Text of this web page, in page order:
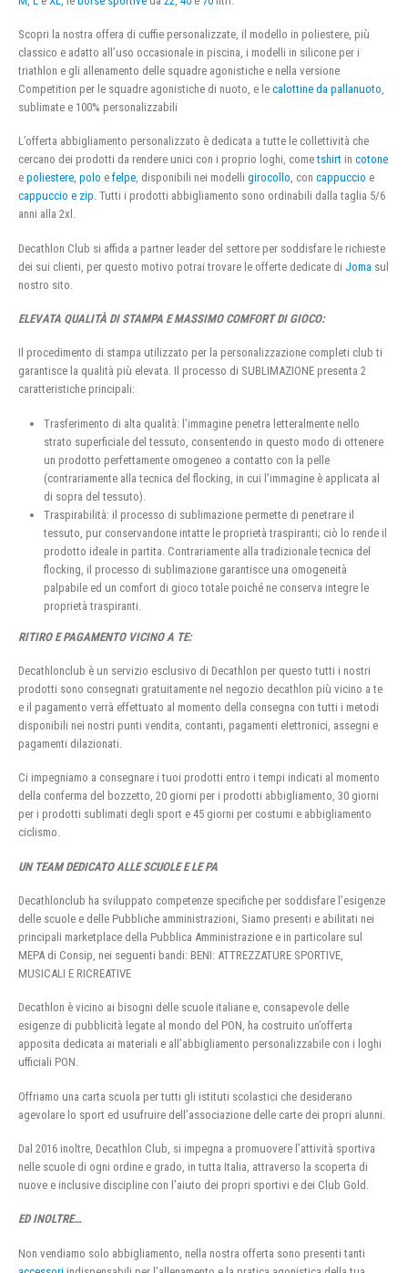
Scopri la nostra offera di cuffie personalizzate, il modello in poliestere, più
classico e adatto all’uso occasionale in piscina, i modelli in silicone per i
triathlon e gli allenamento delle squadre agonistiche e nella versione
Competition per le squadre agonistiche di nuoto, e le calottine da pallanuoto,
sublimate e 100% personalizzabili
L’offerta abbigliamento personalizzato è dedicata a tutte le collettività che
cercano dei prodotti da rendere unici con i proprio loghi, cometshirt in cotone
e poliestere, polo e felpe, disponibili nei modelli girocollo, con cappuccio e
cappuccio e zip. Tutti i prodotti abbigliamento sono ordinabili dalla taglia 5/6
anni alla 2xl.
Decathlon Club si affida a partner leader del settore per soddisfare le richieste
dei sui clienti, per questo motivo potrai trovare le offerte dedicate di Joma sul
nostro sito.
ELEVATA QUALITÀ DI STAMPA E MASSIMO COMFORT DI GIOCO:
Il procedimento di stampa utilizzato per la personalizzazione completi club ti
garantisce la qualità più elevata. Il processo di SUBLIMAZIONE presenta 2
caratteristiche principali:
Trasferimento di alta qualità: l’immagine penetra letteralmente nello
strato superficiale del tessuto, consentendo in questo modo di ottenere
un prodotto perfettamente omogeneo a contatto con la pelle
(contrariamente alla tecnica del flocking, in cui l’immagine è applicata al
di sopra del tessuto).
Traspirabilità: il processo di sublimazione permette di penetrare il
tessuto, pur conservandone intatte le proprietà traspiranti; ciò lo rende il
prodotto ideale in partita. Contrariamente alla tradizionale tecnica del
flocking, il processo di sublimazione garantisce una omogeneità
palpabile ed un comfort di gioco totale poiché ne conserva integre le
proprietà traspiranti.
RITIRO E PAGAMENTO VICINO A TE:
Decathlonclub è un servizio esclusivo di Decathlon per questo tutti i nostri
prodotti sono consegnati gratuitamente nel negozio decathlon più vicino a te
e il pagamento verrà effettuato al momento della consegna con tutti i metodi
disponibili nei nostri punti vendita, contanti, pagamenti elettronici, assegni e
pagamenti dilazionati.
Ci impegniamo a consegnare i tuoi prodotti entro i tempi indicati al momento
della conferma del bozzetto, 20 giorni per i prodotti abbigliamento, 30 giorni
per i prodotti sublimati degli sport e 45 giorni per costumi e abbigliamento
ciclismo.
UN TEAM DEDICATO ALLE SCUOLE E LE PA
Decathlonclub ha sviluppato competenze specifiche per soddisfare l’esigenze
delle scuole e delle Pubbliche amministrazioni, Siamo presenti e abilitati nei
principali marketplace della Pubblica Amministrazione e in particolare sul
MEPA di Consip, nei seguenti bandi: BENI: ATTREZZATURE SPORTIVE,
MUSICALI E RICREATIVE
Decathlon è vicino ai bisogni delle scuole italiane e, consapevole delle
esigenze di pubblicità legate al mondo del PON, ha costruito un’offerta
apposita dedicata ai materiali e all’abbigliamento personalizzabile con i loghi
ufficiali PON.
Offriamo una carta scuola per tutti gli istituti scolastici che desiderano
agevolare lo sport ed usufruire dell’associazione delle carte dei propri alunni.
Dal 2016 inoltre, Decathlon Club, si impegna a promuovere l’attività sportiva
nelle scuole di ogni ordine e grado, in tutta Italia, attraverso la scoperta di
nuove e inclusive discipline con l’aiuto dei propri sportivi e dei Club Gold.
ED INOLTRE…
Non vendiamo solo abbigliamento, nella nostra offerta sono presenti tanti